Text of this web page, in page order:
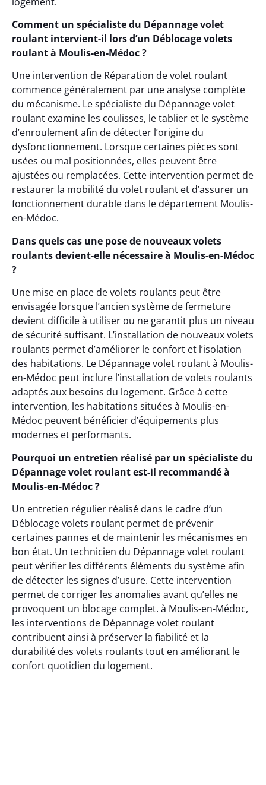
Comment un spécialiste du Dépannage volet
roulant intervient-il lors d’un Déblocage volets
roulant à Moulis-en-Médoc ?
Une intervention de Réparation de volet roulant
commence généralement par une analyse complète
du mécanisme. Le spécialiste du Dépannage volet
roulant examine les coulisses, le tablier et le système
d’enroulement afin de détecter l’origine du
dysfonctionnement. Lorsque certaines pièces sont
usées ou mal positionnées, elles peuvent être
ajustées ou remplacées. Cette intervention permet de
restaurer la mobilité du volet roulant et d’assurer un
fonctionnement durable dans le département Moulis-
en-Médoc.
Dans quels cas une pose de nouveaux volets
roulants devient-elle nécessaire à Moulis-en-Médoc
?
Une mise en place de volets roulants peut être
envisagée lorsque l’ancien système de fermeture
devient difficile à utiliser ou ne garantit plus un niveau
de sécurité suffisant. L’installation de nouveaux volets
roulants permet d’améliorer le confort et l’isolation
des habitations. Le Dépannage volet roulant à Moulis-
en-Médoc peut inclure l’installation de volets roulants
adaptés aux besoins du logement. Grâce à cette
intervention, les habitations situées à Moulis-en-
Médoc peuvent bénéficier d’équipements plus
modernes et performants.
Pourquoi un entretien réalisé par un spécialiste du
Dépannage volet roulant est-il recommandé à
Moulis-en-Médoc ?
Un entretien régulier réalisé dans le cadre d’un
Déblocage volets roulant permet de prévenir
certaines pannes et de maintenir les mécanismes en
bon état. Un technicien du Dépannage volet roulant
peut vérifier les différents éléments du système afin
de détecter les signes d’usure. Cette intervention
permet de corriger les anomalies avant qu’elles ne
provoquent un blocage complet. à Moulis-en-Médoc,
les interventions de Dépannage volet roulant
contribuent ainsi à préserver la fiabilité et la
durabilité des volets roulants tout en améliorant le
confort quotidien du logement.